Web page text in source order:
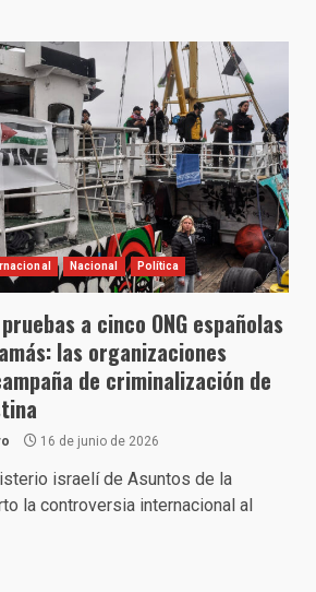
Nacional Política
a cinco ONG españolas
las organizaciones
de criminalización de
16 de junio de 2026
israelí de Asuntos de la
la controversia internacional al